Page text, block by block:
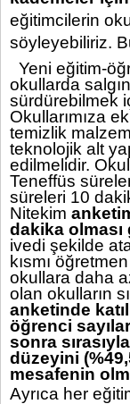
eğitimcilerin
söyleyebiliriz.
Yeni eğitim-
okullarda
sürdürebilmek
Okullarımıza
temizlik
teknolojik alt
edilmelidir.
Teneffüs
süreleri 10
Nitekim
dakika
ivedi şekilde
kısmı
okullara daha
olan okulların
anketinde
öğrenci
sonra
düzeyini
mesafenin
Ayrıca her